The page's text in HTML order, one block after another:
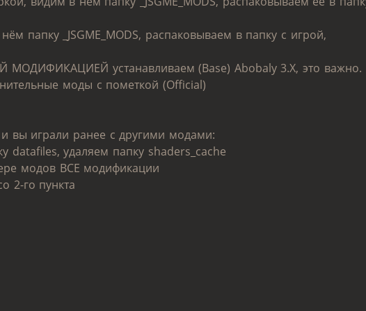
папку _JSGME_MODS, распаковываем в папку с игрой,
МОДИФИКАЦИЕЙ устанавливаем (Base) Abobaly 3.Х, это важно.
моды с пометкой (Official)
вы играли ранее с другими модами:
datafiles, удаляем папку shaders_cache
модов ВСЕ модификации
2-го пункта